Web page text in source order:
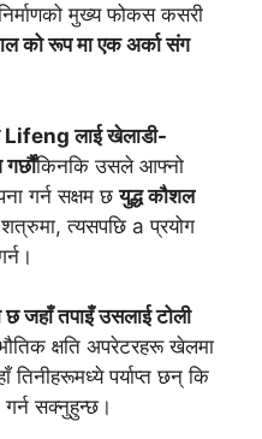
निर्माणको मुख्य फोकस कसरी
को रूप मा एक अर्का संग
Lifeng लाई खेलाडी-
किनकि उसले आफ्नो
गर्न सक्षम छयुद्ध कौशल
त्यसपछि a प्रयोग
जहाँ तपाइँ उसलाई टोली
क्षति अपरेटरहरू खेलमा
तिनीहरूमध्ये पर्याप्त छन् कि
गर्न सक्नुहुन्छ।